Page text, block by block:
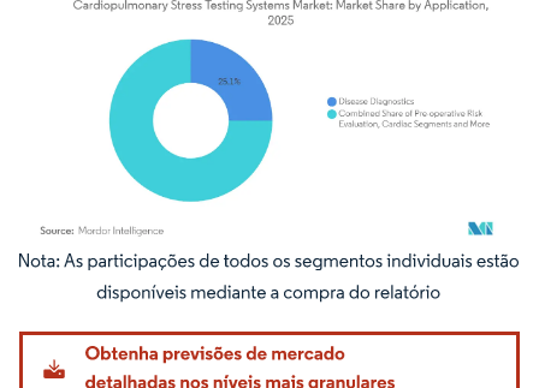
Imagem © Mordor Intelligence. O reuso requer atribuição conforme CC BY 4.0.